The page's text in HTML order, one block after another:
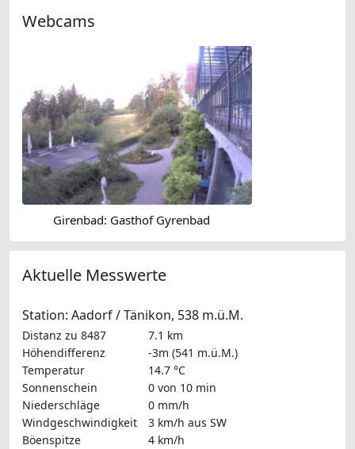
Webcams
Girenbad: Gasthof Gyrenbad
Aktuelle Messwerte
Station: Aadorf / Tänikon, 538 m.ü.M.
Distanz zu 8487
7.1 km
Höhendifferenz
-3m (541 m.ü.M.)
Temperatur
14.7 °C
Sonnenschein
0 von 10 min
Niederschläge
0 mm/h
Windgeschwindigkeit
3 km/h aus SW
Böenspitze
4 km/h